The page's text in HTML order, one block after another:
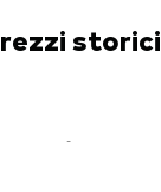
storici
-